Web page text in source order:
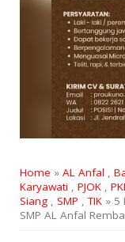
Home » AL Anfal ,
Karyawati , PJOK,
Siang, SMP ,TIK» 5
SMP AL Anfal